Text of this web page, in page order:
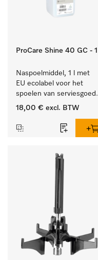
ProCare Shine 40 GC - 1 l
Naspoelmiddel, 1 l met
EU ecolabel voor het
spoelen van serviesgoed,
bestek en glazen.
18,00 € excl. BTW